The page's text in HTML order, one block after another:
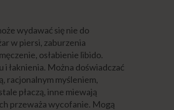
wydawać się nie do
w piersi, zaburzenia
osłabienie libido.
i łaknienia. Można doświadczać
racjonalnym myśleniem,
płaczą, inne miewają
przeważa wycofanie. Mogą